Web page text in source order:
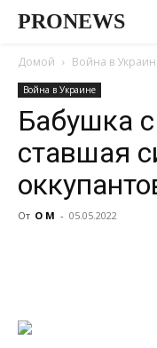
PRONEWS
Домой Война в
Война в Украине
Бабушка
ставшая
От О М - 05.05.2022